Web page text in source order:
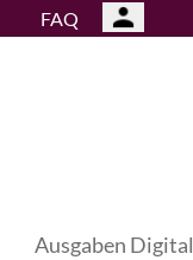
FAQ
Ausgaben Digital